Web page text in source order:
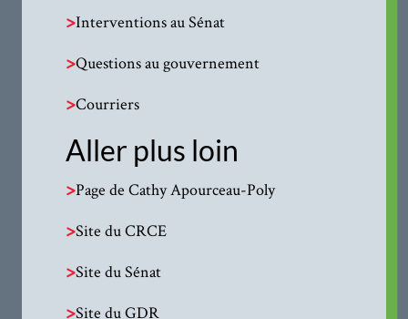
>Interventions au Sénat
>Questions au gouvernement
>Courriers
Aller plus loin
>Page de Cathy Apourceau-Poly
>Site du CRCE
>Site du Sénat
>Site du GDR